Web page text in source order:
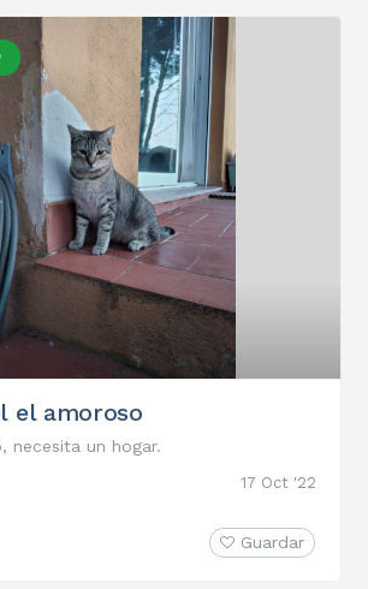
el amoroso
necesita un hogar.
17 Oct '22
Guardar